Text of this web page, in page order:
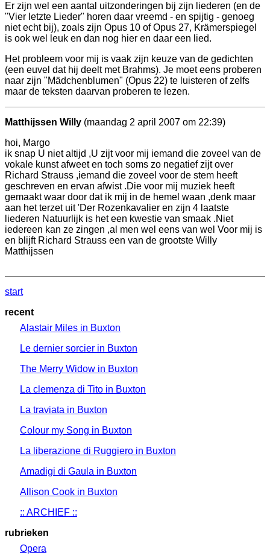
Er zijn wel een aantal uitzonderingen bij zijn liederen (en de
"Vier letzte Lieder" horen daar vreemd - en spijtig - genoeg
niet echt bij), zoals zijn Opus 10 of Opus 27, Krämerspiegel
is ook wel leuk en dan nog hier en daar een lied.
Het probleem voor mij is vaak zijn keuze van de gedichten
(een euvel dat hij deelt met Brahms). Je moet eens proberen
naar zijn "Mädchenblumen" (Opus 22) te luisteren of zelfs
maar de teksten daarvan proberen te lezen.
Matthijssen Willy (maandag 2 april 2007 om 22:39)
hoi, Margo
ik snap U niet altijd ,U zijt voor mij iemand die zoveel van de
vokale kunst afweet en toch soms zo negatief zijt over
Richard Strauss ,iemand die zoveel voor de stem heeft
geschreven en ervan afwist .Die voor mij muziek heeft
gemaakt waar door dat ik mij in de hemel waan ,denk maar
aan het terzet uit 'Der Rozenkavalier en zijn 4 laatste
liederen Natuurlijk is het een kwestie van smaak .Niet
iedereen kan ze zingen ,al men wel eens van wel Voor mij is
en blijft Richard Strauss een van de grootste Willy
Matthijssen
start
recent
Alastair Miles in Buxton
Le dernier sorcier in Buxton
The Merry Widow in Buxton
La clemenza di Tito in Buxton
La traviata in Buxton
Colour my Song in Buxton
La liberazione di Ruggiero in Buxton
Amadigi di Gaula in Buxton
Allison Cook in Buxton
:: ARCHIEF ::
rubrieken
Opera